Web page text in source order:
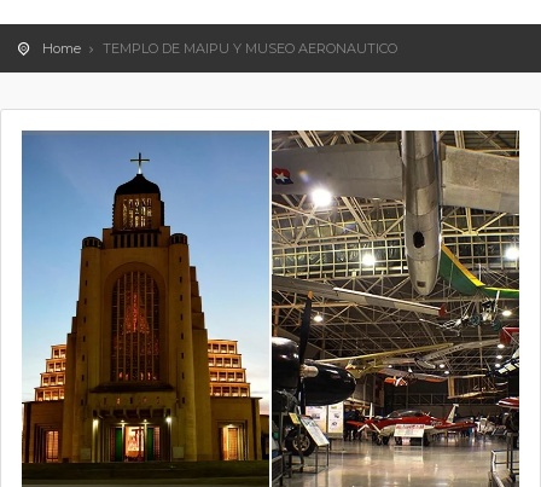
Home TEMPLO DE MAIPU Y MUSEO AERONAUTICO